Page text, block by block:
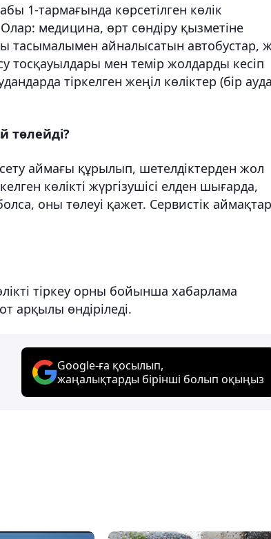
1-тармағында көрсетілген көлік
медицина, өрт сөндіру қызметіне
тасымалымен айналысатын автобустар,
тосқауылдары мен темір жолдарды кесіп
тіркелген жеңіл көліктер (бір
төлейді?
аймағы құрылып, шетелдіктерден жол
көлікті жүргізушісі елден шығарда,
оны төлеуі қажет. Сервистік аймақтар
тіркеу орны бойынша хабарлама
арқылы өндіріледі.
Google-ға қосылып,
жаңалықтарды бірінші болып оқыңыз